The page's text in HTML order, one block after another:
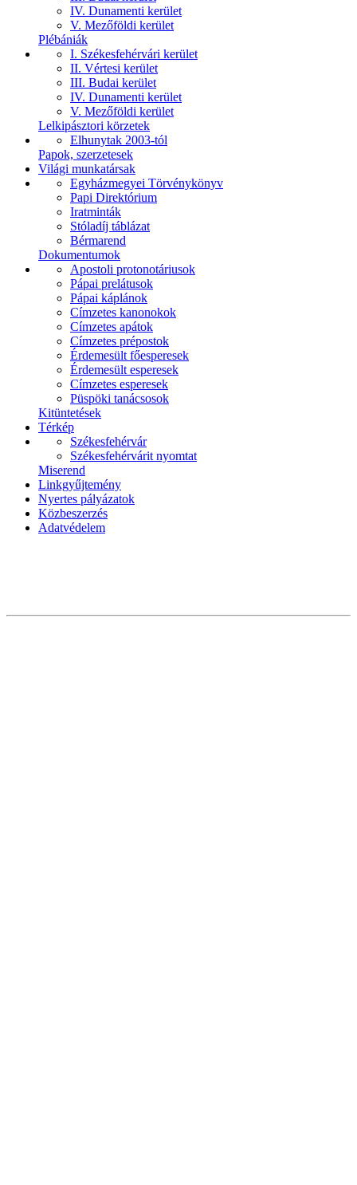
IV. Dunamenti kerület
V. Mezőföldi kerület
Plébániák
I. Székesfehérvári kerület
II. Vértesi kerület
III. Budai kerület
IV. Dunamenti kerület
V. Mezőföldi kerület
Lelkipásztori körzetek
Elhunytak 2003-tól
Papok, szerzetesek
Világi munkatársak
Egyházmegyei Törvénykönyv
Papi Direktórium
Iratminták
Stóladíj táblázat
Bérmarend
Dokumentumok
Apostoli protonotáriusok
Pápai prelátusok
Pápai káplánok
Címzetes kanonokok
Címzetes apátok
Címzetes prépostok
Érdemesült főesperesek
Érdemesült esperesek
Címzetes esperesek
Püspöki tanácsosok
Kitüntetések
Térkép
Székesfehérvár
Székesfehérvárit nyomtat
Miserend
Linkgyűjtemény
Nyertes pályázatok
Közbeszerzés
Adatvédelem